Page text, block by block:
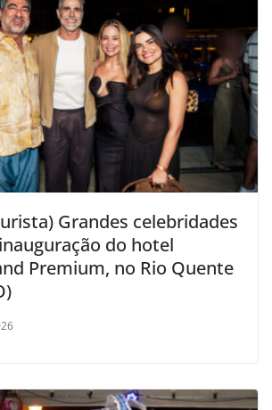
Grandes celebridades
do hotel
Premium, no Rio Quente